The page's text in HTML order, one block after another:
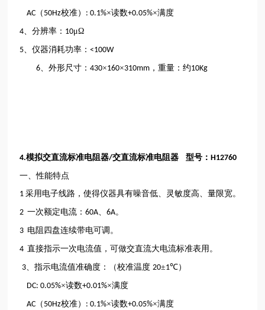
AC （ 50Hz校准） : 0.1%×读数+0.05%×满度
4 、分辨率： 10μΩ
5 、仪器消耗功率：<100W
6 、外形尺寸：430×160×310mm ，重量：约10Kg
4.模拟交直流标准电阻器/交直流标准电阻器 型号：H12760
一、性能特点
1采用电子线路，使得仪器具有噪音低、灵敏度高、量限宽。
2一次额定电流：60A 、6A。
3 电阻四盘连续带电可调。
4 直接指示一次电流值，可做交直流大电流标准表用。
3 、指示电流值准确度：（校准温度 20±1℃）
DC: 0.05%×读数+0.01%×满度
AC （ 50Hz校准） : 0.1%×读数+0.05%×满度